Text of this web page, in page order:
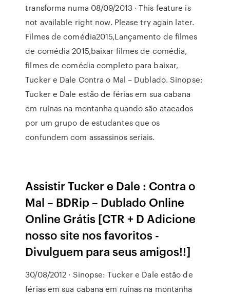
transforma numa 08/09/2013 · This feature is
not available right now. Please try again later.
Filmes de comédia2015,Lançamento de filmes
de comédia 2015,baixar filmes de comédia,
filmes de comédia completo para baixar,
Tucker e Dale Contra o Mal – Dublado. Sinopse:
Tucker e Dale estão de férias em sua cabana
em ruínas na montanha quando são atacados
por um grupo de estudantes que os
confundem com assassinos seriais.
Assistir Tucker e Dale : Contra o
Mal – BDRip – Dublado Online
Online Grátis [CTR + D Adicione
nosso site nos favoritos -
Divulguem para seus amigos!!]
30/08/2012 · Sinopse: Tucker e Dale estão de
férias em sua cabana em ruínas na montanha